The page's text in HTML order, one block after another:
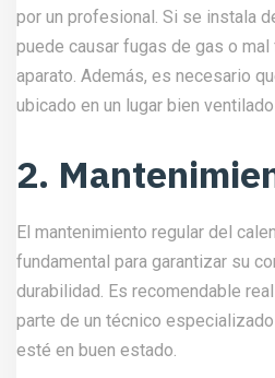
por un profesional. Si se instala
puede causar fugas de gas o mal
aparato. Además, es necesario
ubicado en un lugar bien
2.
El mantenimiento regular del
fundamental para garantizar su
durabilidad. Es recomendable
parte de un técnico
esté en buen estado.